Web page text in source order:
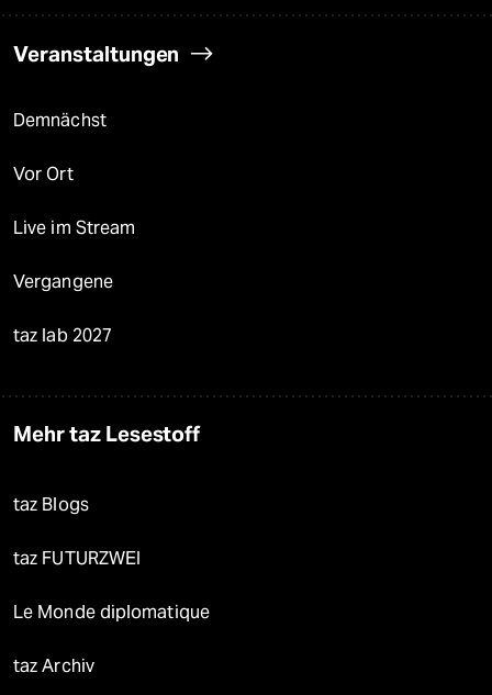
Veranstaltungen
Demnächst
Vor Ort
Live im Stream
Vergangene
taz lab 2027
Mehr taz Lesestoff
taz Blogs
taz FUTURZWEI
Le Monde diplomatique
taz Archiv